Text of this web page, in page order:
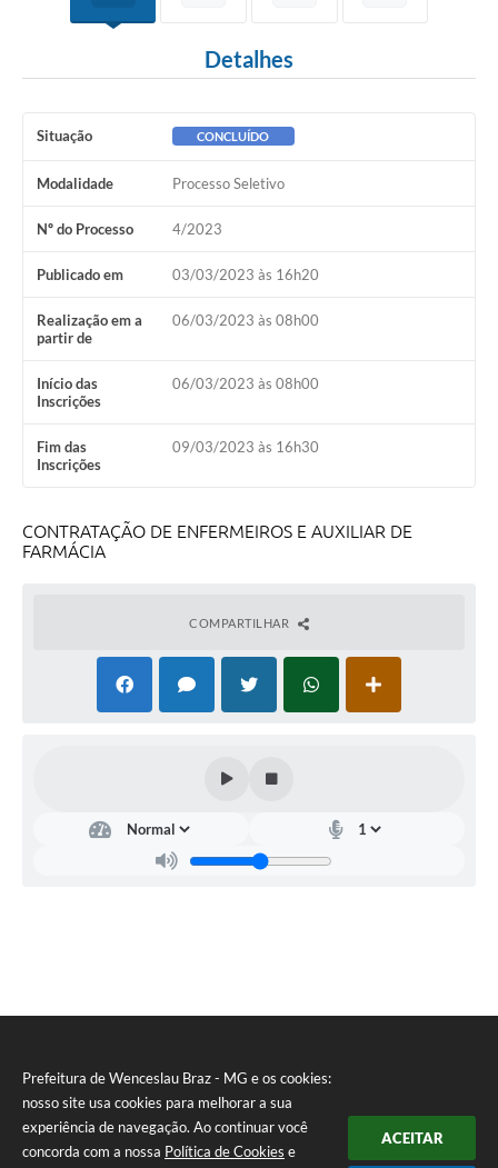
Prefeitura de Wenceslau Braz - MG e os cookies:
nosso site usa cookies para melhorar a sua
experiência de navegação. Ao continuar você
concorda com a nossa Política de Cookies e
ACEITAR
Detalhes
Situação CONCLUÍDO
Modalidade Processo Seletivo
Nº do Processo 4/2023
Publicado em 03/03/2023 às 16h20
Realização em a
partir de
06/03/2023 às 08h00
Início das
Inscrições
06/03/2023 às 08h00
Fim das
Inscrições
09/03/2023 às 16h30
CONTRATAÇÃO DE ENFERMEIROS E AUXILIAR DE
FARMÁCIA
COMPARTILHAR